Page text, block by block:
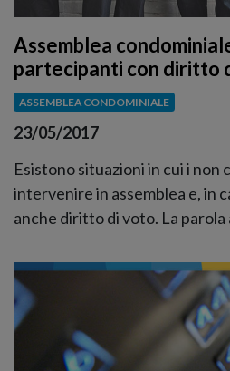
Assemblea
partecipanti con diritto
ASSEMBLEA CONDOMINIALE
23/05/2017
Esistono situazioni in cui i non
intervenire in assemblea e, in
anche diritto di voto. La parola